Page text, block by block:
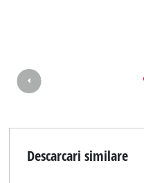
Descarcari similare